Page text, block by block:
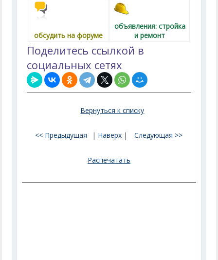
обсудить на форуме
объявления: стройка
и ремонт
Поделитесь ссылкой в
социальных сетях
Вернуться к списку
<< Предыдущая | Наверх | Следующая >>
Распечатать